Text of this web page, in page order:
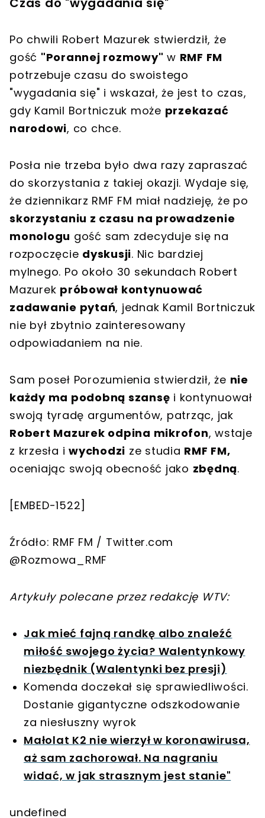
Po chwili Robert Mazurek stwierdził, że
gość "Porannej rozmowy" w RMF FM
potrzebuje czasu do swoistego
"wygadania się" i wskazał, że jest to czas,
gdy Kamil Bortniczuk może przekazać
narodowi, co chce.
Posła nie trzeba było dwa razy zapraszać
do skorzystania z takiej okazji. Wydaje się,
że dziennikarz RMF FM miał nadzieję, że po
skorzystaniu z czasu na prowadzenie
monologu gość sam zdecyduje się na
rozpoczęcie dyskusji. Nic bardziej
mylnego. Po około 30 sekundach Robert
Mazurek próbował kontynuować
zadawanie pytań, jednak Kamil Bortniczuk
nie był zbytnio zainteresowany
odpowiadaniem na nie.
Sam poseł Porozumienia stwierdził, że nie
każdy ma podobną szansę i kontynuował
swoją tyradę argumentów, patrząc, jak
Robert Mazurek odpina mikrofon, wstaje
z krzesła i wychodzi ze studia RMF FM,
oceniając swoją obecność jako zbędną.
[EMBED-1522]
Źródło: RMF FM / Twitter.com
@Rozmowa_RMF
Artykuły polecane przez redakcję WTV:
Jak mieć fajną randkę albo znaleźć
miłość swojego życia? Walentynkowy
niezbędnik (Walentynki bez presji)
Komenda doczekał się sprawiedliwości.
Dostanie gigantyczne odszkodowanie
za niesłuszny wyrok
Małolat K2 nie wierzył w koronawirusa,
aż sam zachorował. Na nagraniu
widać, w jak strasznym jest stanie"
undefined